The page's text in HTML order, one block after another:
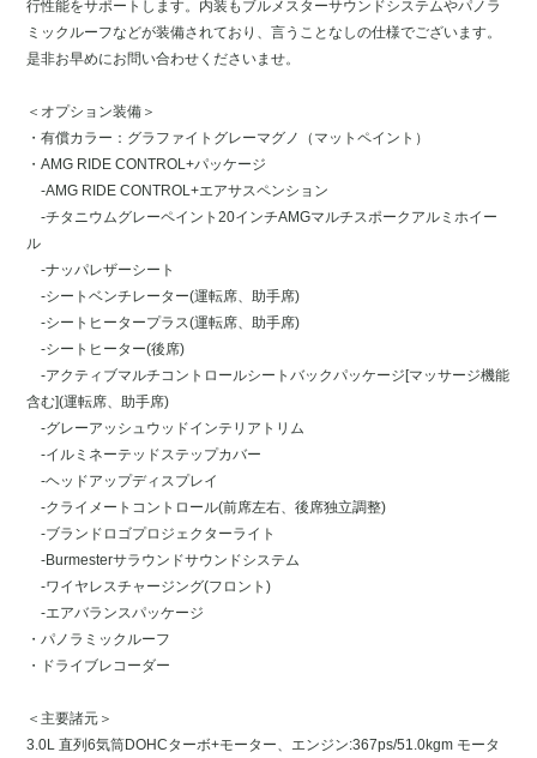
行性能をサポートします。内装もブルメスターサウンドシステムやパノラ
ミックルーフなどが装備されており、言うことなしの仕様でございます。
是非お早めにお問い合わせくださいませ。
＜オプション装備＞
・有償カラー：グラファイトグレーマグノ（マットペイント）
・AMG RIDE CONTROL+パッケージ
-AMG RIDE CONTROL+エアサスペンション
-チタニウムグレーペイント20インチAMGマルチスポークアルミホイー
ル
-ナッパレザーシート
-シートベンチレーター(運転席、助手席)
-シートヒータープラス(運転席、助手席)
-シートヒーター(後席)
-アクティブマルチコントロールシートバックパッケージ[マッサージ機能
含む](運転席、助手席)
-グレーアッシュウッドインテリアトリム
-イルミネーテッドステップカバー
-ヘッドアップディスプレイ
-クライメートコントロール(前席左右、後席独立調整)
-ブランドロゴプロジェクターライト
-Burmesterサラウンドサウンドシステム
-ワイヤレスチャージング(フロント)
-エアバランスパッケージ
・パノラミックルーフ
・ドライブレコーダー
＜主要諸元＞
3.0L 直列6気筒DOHCターボ+モーター、エンジン:367ps/51.0kgm モータ